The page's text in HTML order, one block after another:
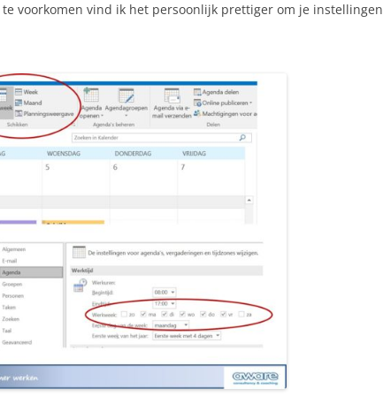
voorkomen vind ik het persoonlijk prettiger om je instellingen